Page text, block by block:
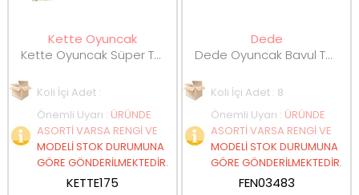
Kette Oyuncak
Kette Oyuncak Süper Tamir Seti
Koli İçi Adet :
Önemli Uyarı : ÜRÜNDE
ASORTİ VARSA RENGİ VE
MODELİ STOK DURUMUNA
GÖRE GÖNDERİLMEKTEDİR.
KETTE175
Dede
Dede Oyuncak Bavul Tamir Seti 15 Parça 03483
Koli İçi Adet : 8
Önemli Uyarı : ÜRÜNDE
ASORTİ VARSA RENGİ VE
MODELİ STOK DURUMUNA
GÖRE GÖNDERİLMEKTEDİR.
FEN03483